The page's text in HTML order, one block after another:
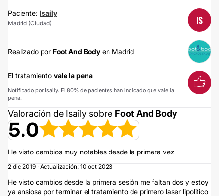
Paciente: Isaily
Madrid (Ciudad) IS
Realizado por Foot And Body en Madrid
El tratamiento vale la pena
Notificado por Isaily. El 80% de pacientes han indicado que vale la
pena.
Valoración de Isaily sobre Foot And Body
5.0
He visto cambios muy notables desde la primera vez
2 dic 2019 · Actualización: 10 oct 2023
He visto cambios desde la primera sesión me faltan dos y estoy
ya ansiosa por terminar el tratamiento de primero laser lipolitico